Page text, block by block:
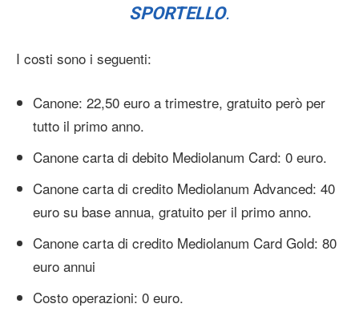
SPORTELLO.
I costi sono i seguenti:
Canone: 22,50 euro a trimestre, gratuito però per
tutto il primo anno.
Canone carta di debito Mediolanum Card: 0 euro.
Canone carta di credito Mediolanum Advanced: 40
euro su base annua, gratuito per il primo anno.
Canone carta di credito Mediolanum Card Gold: 80
euro annui
Costo operazioni: 0 euro.